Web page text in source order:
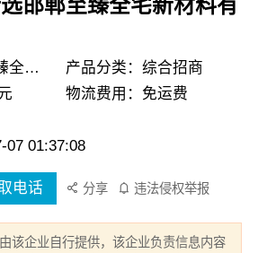
邯郸至臻全宅新材料有
产品品牌：邯郸至臻全宅新材料有限公司
产品分类：综合招商
物流费用：免运费
07 01:37:08
电话 分享 违法侵权举报
该企业自行提供，该企业负责信息内容